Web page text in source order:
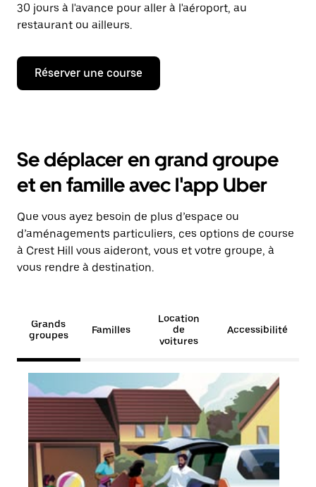
30 jours à l'avance pour aller à l'aéroport, au
restaurant ou ailleurs.
Réserver une course
Se déplacer en grand groupe
et en famille avec l'app Uber
Que vous ayez besoin de plus d’espace ou
d’aménagements particuliers, ces options de course
à Crest Hill vous aideront, vous et votre groupe, à
vous rendre à destination.
Grands
groupes
Familles
Location
de
voitures
Accessibilité